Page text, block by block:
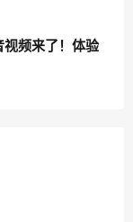
频来了！体验